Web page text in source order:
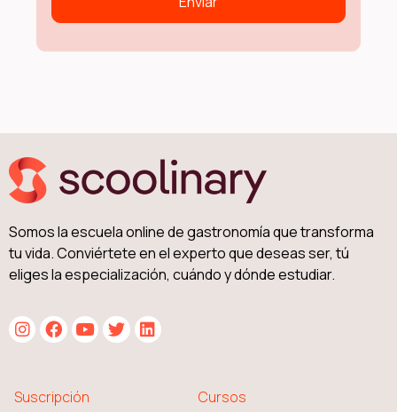
Somos la escuela online de gastronomía que transforma
tu vida. Conviértete en el experto que deseas ser, tú
eliges la especialización, cuándo y dónde estudiar.
Suscripción Cursos